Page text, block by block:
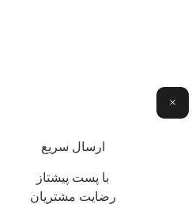
×
ارسال سریع
با پست پیشتاز
رضایت مشتریان